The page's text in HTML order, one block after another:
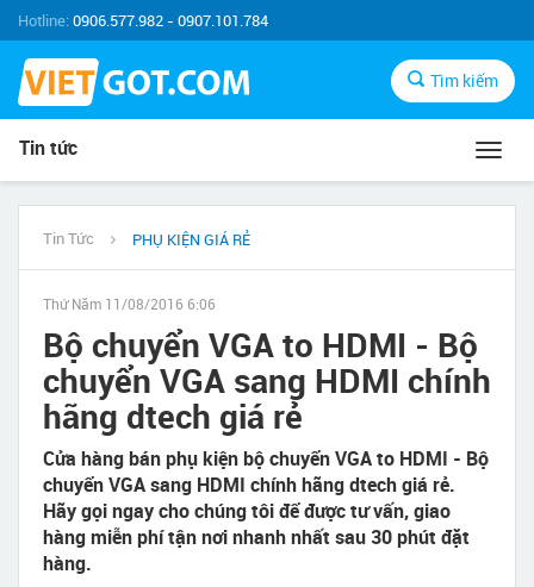
Hotline:0906.577.982 - 0907.101.784
Tìm kiếm
Tin tức
Tin Tức PHỤ KIỆN GIÁ RẺ
Thứ Năm 11/08/2016 6:06
Bộ chuyển VGA to HDMI - Bộ
chuyển VGA sang HDMI chính
hãng dtech giá rẻ
Cửa hàng bán phụ kiện bộ chuyển VGA to HDMI - Bộ
chuyển VGA sang HDMI chính hãng dtech giá rẻ.
Hãy gọi ngay cho chúng tôi để được tư vấn, giao
hàng miễn phí tận nơi nhanh nhất sau 30 phút đặt
hàng.